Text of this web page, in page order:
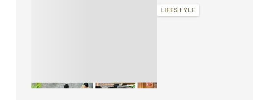
LIFESTYLE